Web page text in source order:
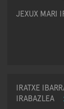
JEXUX MARI
IRATXE
IRABAZLEA